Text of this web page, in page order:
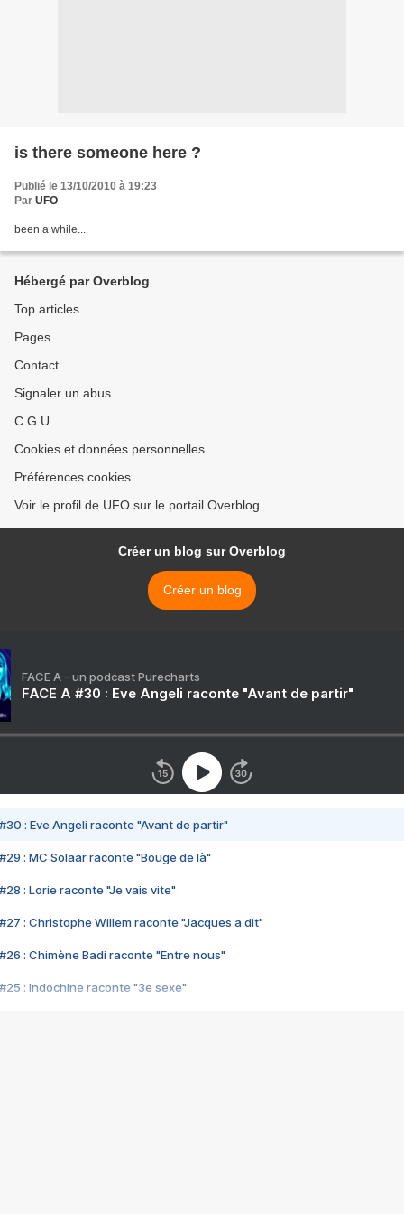
is there someone here ?
Publié le 13/10/2010 à 19:23
Par UFO
been a while...
Hébergé par Overblog
Top articles
Pages
Contact
Signaler un abus
C.G.U.
Cookies et données personnelles
Préférences cookies
Voir le profil de UFO sur le portail Overblog
Créer un blog sur Overblog
Créer un blog
FACE A - un podcast Purecharts
FACE A #30 : Eve Angeli raconte "Avant de partir"
#30 : Eve Angeli raconte "Avant de partir"
#29 : MC Solaar raconte "Bouge de là"
#28 : Lorie raconte "Je vais vite"
#27 : Christophe Willem raconte "Jacques a dit"
#26 : Chimène Badi raconte "Entre nous"
#25 : Indochine raconte "3e sexe"